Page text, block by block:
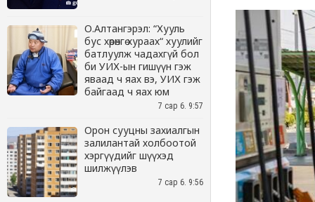
О.Алтангэрэл: “Хууль
бус хөрөнгө хураах“ хуулийг
батлуулж чадахгүй бол
би УИХ-ын гишүүн гэж
яваад ч яах вэ, УИХ гэж
байгаад ч яах юм
7 сар 6. 9:57
Орон сууцны захиалгын
залилантай холбоотой
хэргүүдийг шүүхэд
шилжүүлэв
7 сар 6. 9:56